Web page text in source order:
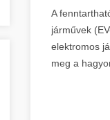
A
járművek
elektromos
meg a